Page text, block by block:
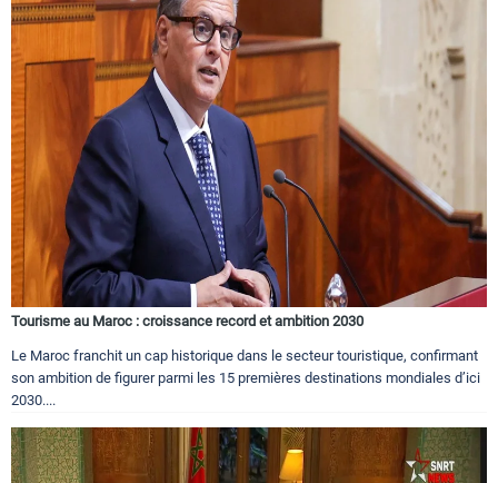
Tourisme au Maroc : croissance record et ambition 2030
Le Maroc franchit un cap historique dans le secteur touristique, confirmant
son ambition de figurer parmi les 15 premières destinations mondiales d’ici
2030....